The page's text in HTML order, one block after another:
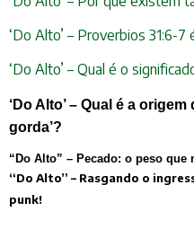
‘Do Alto’ – Proverbios 31:6-
‘Do Alto’ – Qual é o
‘Do Alto’ – Qual é a
gorda’?
“Do Alto” – Pecado: o peso que
“Do Alto” – Rasgando o
punk!